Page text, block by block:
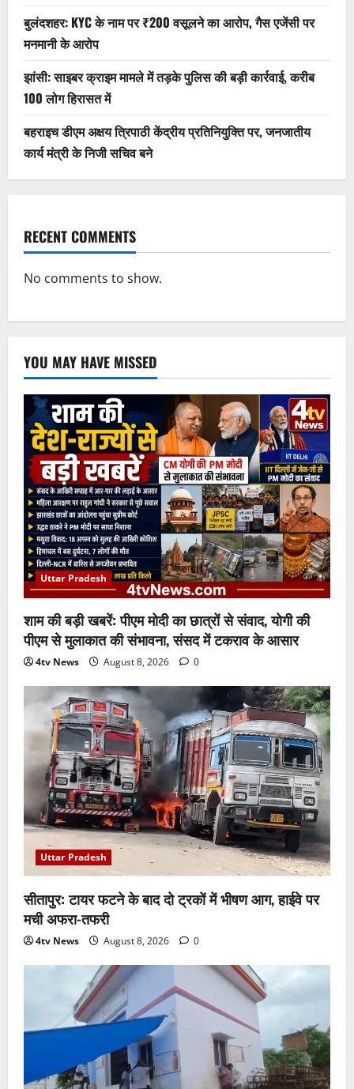
बुलंदशहर: KYC के नाम पर ₹200 वसूलने का आरोप, गैस एजेंसी पर
मनमानी के आरोप
झांसी: साइबर क्राइम मामले में तड़के पुलिस की बड़ी कार्रवाई, करीब
100 लोग हिरासत में
बहराइच डीएम अक्षय त्रिपाठी केंद्रीय प्रतिनियुक्ति पर, जनजातीय
कार्य मंत्री के निजी सचिव बने
RECENT COMMENTS
No comments to show.
YOU MAY HAVE MISSED
Uttar Pradesh
शाम की बड़ी खबरें: पीएम मोदी का छात्रों से संवाद, योगी की
पीएम से मुलाकात की संभावना, संसद में टकराव के आसार
4tv News August 8, 2026 0
Uttar Pradesh
सीतापुर: टायर फटने के बाद दो ट्रकों में भीषण आग, हाईवे पर
मची अफरा-तफरी
4tv News August 8, 2026 0